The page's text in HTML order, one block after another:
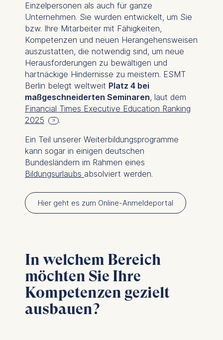
Einzelpersonen als auch für ganze
Unternehmen. Sie wurden entwickelt, um Sie
bzw. Ihre Mitarbeiter mit Fähigkeiten,
Kompetenzen und neuen Herangehensweisen
auszustatten, die notwendig sind, um neue
Herausforderungen zu bewältigen und
hartnäckige Hindernisse zu meistern. ESMT
Berlin belegt weltweit Platz 4 bei
maßgeschneiderten Seminaren, laut dem
Financial Times Executive Education Ranking
2025
.
Ein Teil unserer Weiterbildungsprogramme
kann sogar in einigen deutschen
Bundesländern im Rahmen eines
Bildungsurlaubs absolviert werden.
Hier geht es zum Online-Anmeldeportal
In welchem Bereich
möchten Sie Ihre
Kompetenzen gezielt
ausbauen?